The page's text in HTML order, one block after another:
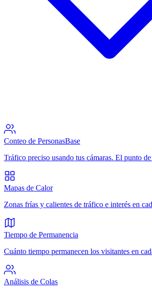
Conteo de PersonasBase
Tráfico preciso usando tus cámaras. El punto
Mapas de Calor
Zonas frías y calientes de tráfico e interés en
Tiempo de Permanencia
Cuánto tiempo permanecen los visitantes en
Análisis de Colas